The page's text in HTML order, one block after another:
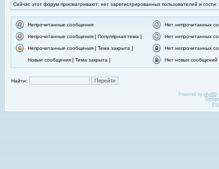
Сейчас этот форум просматривают: нет зарегистрированных пользователей и гости:
Непрочитанные сообщения Нет непрочитанных
Непрочитанные сообщения [ Популярная тема ] Нет непрочитанных
Непрочитанные сообщения [ Тема закрыта ] Нет непрочитанных
Новые сообщения [ Тема закрыта ] Нет новых сообщений
Найти:
Powered by phpBB